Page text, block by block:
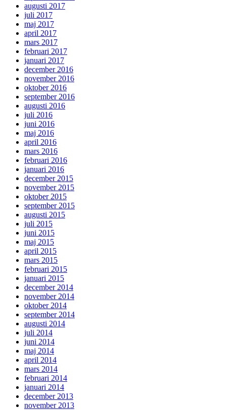
augusti 2017
juli 2017
maj 2017
april 2017
mars 2017
februari 2017
januari 2017
december 2016
november 2016
oktober 2016
september 2016
augusti 2016
juli 2016
juni 2016
maj 2016
april 2016
mars 2016
februari 2016
januari 2016
december 2015
november 2015
oktober 2015
september 2015
augusti 2015
juli 2015
juni 2015
maj 2015
april 2015
mars 2015
februari 2015
januari 2015
december 2014
november 2014
oktober 2014
september 2014
augusti 2014
juli 2014
juni 2014
maj 2014
april 2014
mars 2014
februari 2014
januari 2014
december 2013
november 2013